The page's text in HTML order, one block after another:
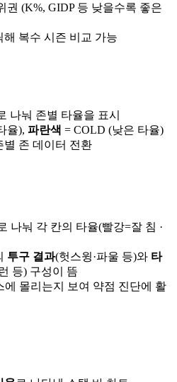
권 (K%, GIDP 등 낮을수록 좋은
복수 시즌 비교 가능
나눠 존별 타율을 표시
율), 파란색 = COLD (낮은 타율)
별 존 데이터 전환
나눠 각 칸의 타율(빨강=잘 침 ·
투구 결과(헛스윙·파울 등)와 타
등) 구성이 뜸
에 몰리는지 보여 약점 진단에 활